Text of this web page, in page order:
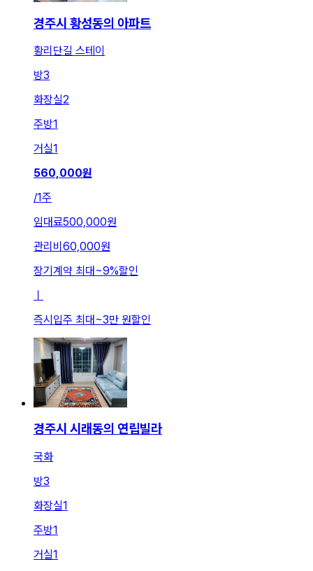
경주시 황성동의 아파트
황리단길 스테이
방3
화장실2
주방1
거실1
560,000원
/1주
임대료500,000원
관리비 60,000원
장기계약 최대 ~9%할인
즉시입주 최대 ~3만 원할인
경주시 시래동의 연립빌라
국화
방3
화장실1
주방1
거실1